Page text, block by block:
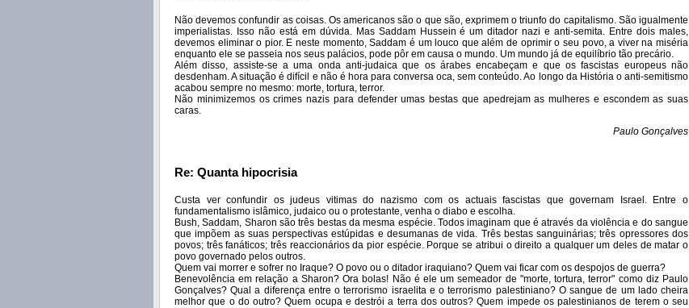
Não devemos confundir as coisas. Os americanos são o que são, exprimem o triunfo do capitalismo. São igualmente
imperialistas. Isso não está em dúvida. Mas Saddam Hussein é um ditador nazi e anti-semita. Entre dois males,
devemos eliminar o pior. E neste momento, Saddam é um louco que além de oprimir o seu povo, a viver na miséria
enquanto ele se passeia nos seus palácios, pode pôr em causa o mundo. Um mundo já de equilíbrio tão precário.
Além disso, assiste-se a uma onda anti-judaica que os árabes encabeçam e que os fascistas europeus não
desdenham. A situação é difícil e não é hora para conversa oca, sem conteúdo. Ao longo da História o anti-semitismo
acabou sempre no mesmo: morte, tortura, terror.
Não minimizemos os crimes nazis para defender umas bestas que apedrejam as mulheres e escondem as suas
caras.
Paulo Gonçalves
Re: Quanta hipocrisia
Custa ver confundir os judeus vitimas do nazismo com os actuais fascistas que governam Israel. Entre o
fundamentalismo islâmico, judaico ou o protestante, venha o diabo e escolha.
Bush, Saddam, Sharon são três bestas da mesma espécie. Todos imaginam que é através da violência e do sangue
que impõem as suas perspectivas estúpidas e desumanas de vida. Três bestas sanguinárias; três opressores dos
povos; três fanáticos; três reaccionários da pior espécie. Porque se atribui o direito a qualquer um deles de matar o
povo governado pelos outros.
Quem vai morrer e sofrer no Iraque? O povo ou o ditador iraquiano? Quem vai ficar com os despojos de guerra?
Benevolência em relação a Sharon? Ora bolas! Não é ele um semeador de "morte, tortura, terror" como diz Paulo
Gonçalves? Qual a diferença entre o terrorismo israelita e o terrorismo palestiniano? O sangue de um lado cheira
melhor que o do outro? Quem ocupa e destrói a terra dos outros? Quem impede os palestinianos de terem o seu